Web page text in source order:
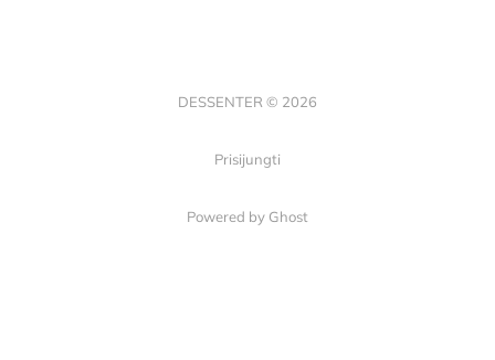
DESSENTER © 2026
Prisijungti
Powered by Ghost